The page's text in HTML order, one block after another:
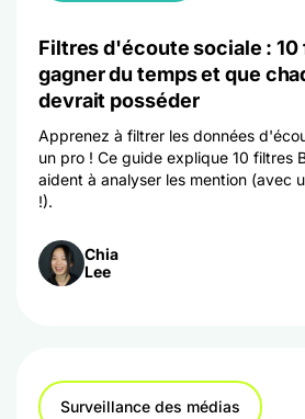
Filtres d'écoute sociale :
gagner du temps et que
devrait posséder
Apprenez à filtrer les données
un pro ! Ce guide explique 10 filtres
aident à analyser les mention (avec
!).
Chia
Lee
Surveillance des médias